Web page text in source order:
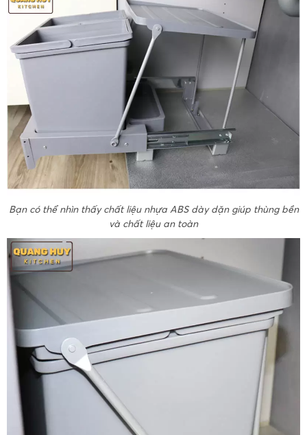
Bạn có thể nhìn thấy chất liệu nhựa ABS dày dặn giúp thùng bền
và chất liệu an toàn